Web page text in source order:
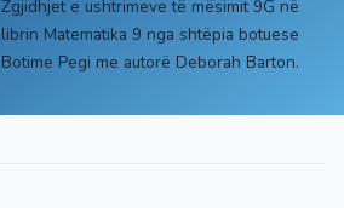
Zgjidhjet e ushtrimeve të mësimit 9G në
librin Matematika 9 nga shtëpia botuese
Botime Pegi me autorë Deborah Barton.